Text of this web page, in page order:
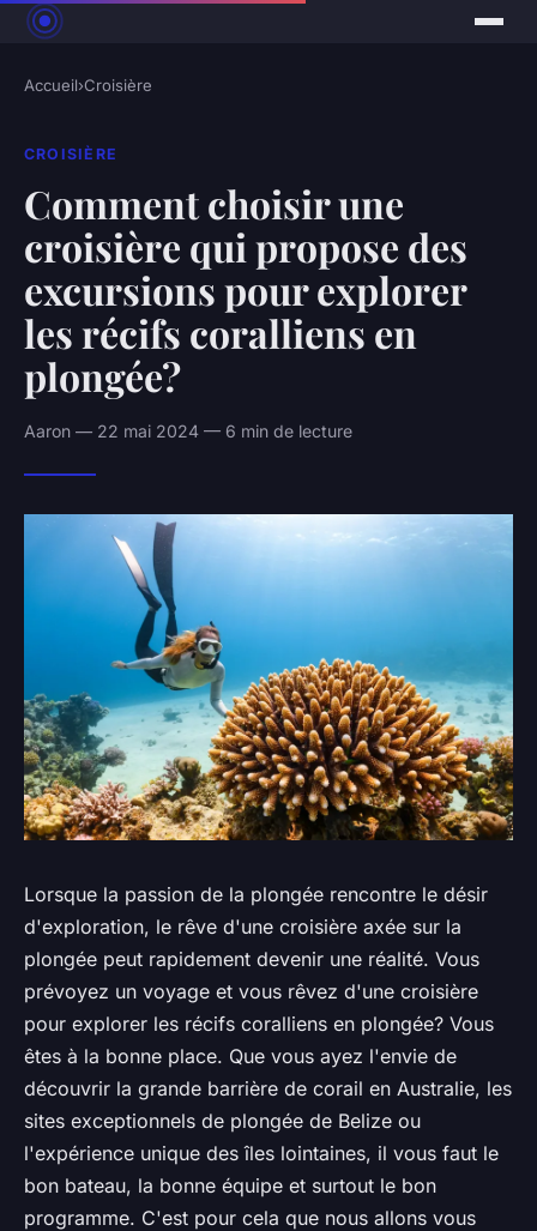
Accueil›Croisière
CROISIÈRE
Comment choisir une
croisière qui propose des
excursions pour explorer
les récifs coralliens en
plongée?
Aaron — 22 mai 2024 — 6 min de lecture
Lorsque la passion de la plongée rencontre le désir
d'exploration, le rêve d'une croisière axée sur la
plongée peut rapidement devenir une réalité. Vous
prévoyez un voyage et vous rêvez d'une croisière
pour explorer les récifs coralliens en plongée? Vous
êtes à la bonne place. Que vous ayez l'envie de
découvrir la grande barrière de corail en Australie, les
sites exceptionnels de plongée de Belize ou
l'expérience unique des îles lointaines, il vous faut le
bon bateau, la bonne équipe et surtout le bon
programme. C'est pour cela que nous allons vous